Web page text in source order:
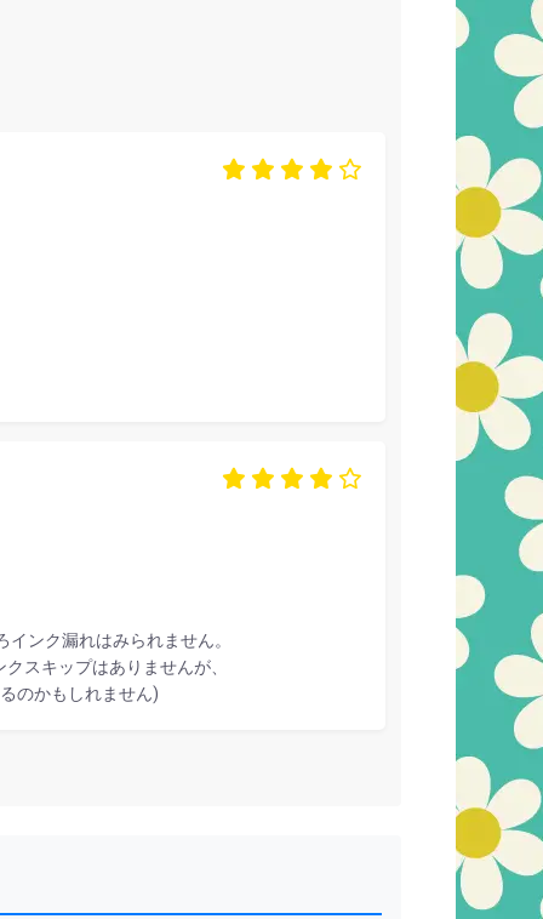
ンク漏れはみられません。
スキップはありませんが、
のかもしれません)